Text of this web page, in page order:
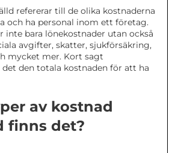
refererar till de olika kostnaderna
och ha personal inom ett företag.
inte bara lönekostnader utan också
avgifter, skatter, sjukförsäkring,
mycket mer. Kort sagt
det den totala kostnaden för att ha
av kostnad
finns det?